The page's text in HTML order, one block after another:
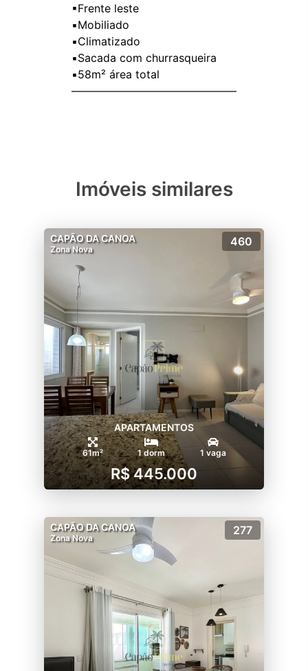
▪Frente leste
▪️Mobiliado
▪️Climatizado
▪️Sacada com churrasqueira
▪️58m² área total
———————————————
Imóveis similares
CAPÃO DA CANOA
Zona Nova
460
APARTAMENTOS
61m² 1 dorm 1 vaga
R$ 445.000
CAPÃO DA CANOA
Zona Nova
277